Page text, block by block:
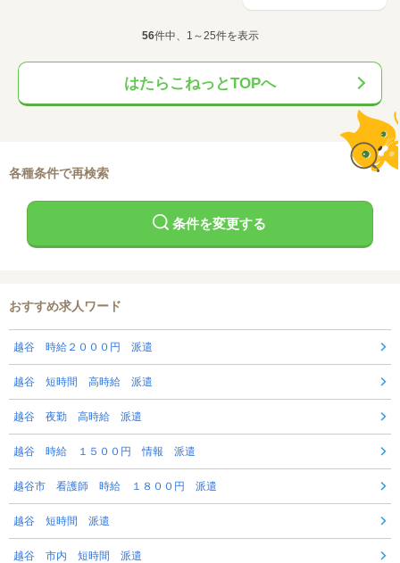
56件中、1～25件を表示
はたらこねっとTOPへ
各種条件で再検索
条件を変更する
おすすめ求人ワード
越谷 時給２０００円 派遣
越谷 短時間 高時給 派遣
越谷 夜勤 高時給 派遣
越谷 時給 １５００円 情報 派遣
越谷市 看護師 時給 １８００円 派遣
越谷 短時間 派遣
越谷 市内 短時間 派遣